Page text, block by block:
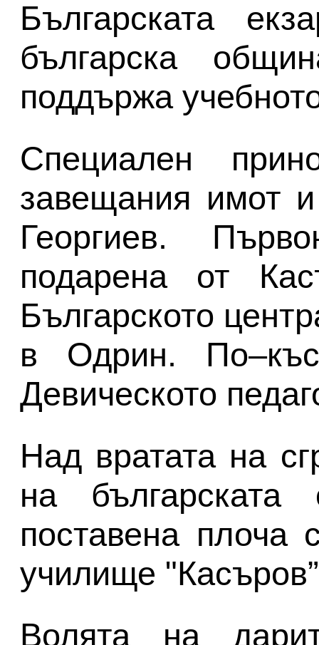
Българската
българска
поддържа
Специален
завещания имот
Георгиев.
подарена от
Българското
в Одрин.
Девическото
Над вратата на
на
поставена плоча
училище
Волята на